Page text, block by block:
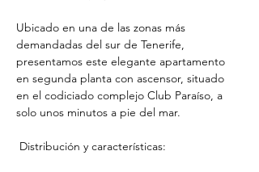
Ubicado en una de las zonas más
demandadas del sur de Tenerife,
presentamos este elegante apartamento
en segunda planta con ascensor, situado
en el codiciado complejo Club Paraíso, a
solo unos minutos a pie del mar.
Distribución y características: